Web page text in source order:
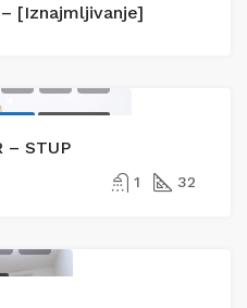
[Iznajmljivanje]
– STUP
1 32